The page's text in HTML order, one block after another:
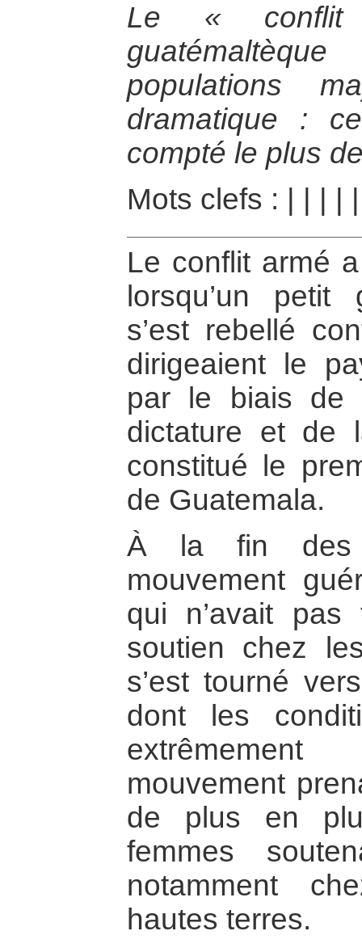
Le « conflit
populations
dramatique :
compté le plus
Mots clefs :
Le conflit armé
lorsqu’un
s’est rebellé
dirigeaient le
par le biais de
dictature et de
constitué le
de Guatemala.
À la fin des
mouvement
qui n’avait pas
soutien chez
s’est tourné
dont les
mouvement
de plus en
femmes
notamment
hautes terres.